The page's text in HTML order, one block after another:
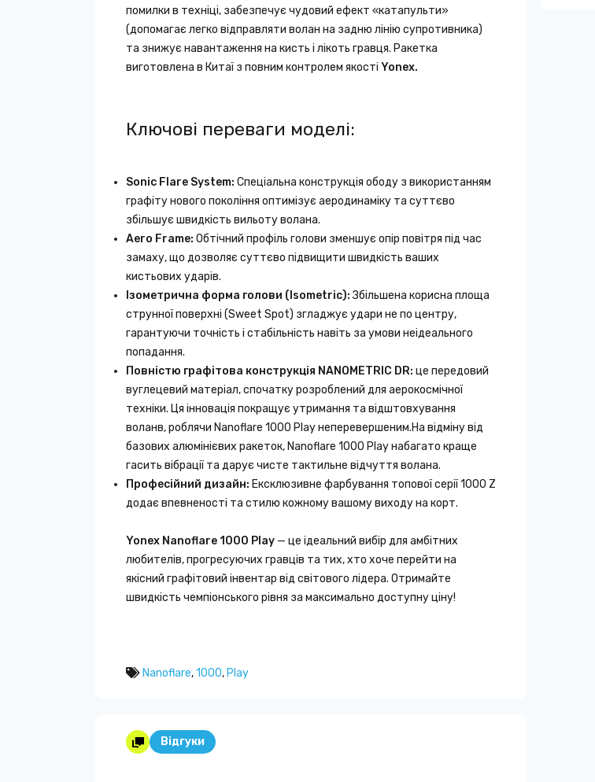
помилки в техніці, забезпечує чудовий ефект «катапульти»
(допомагає легко відправляти волан на задню лінію супротивника)
та знижує навантаження на кисть і лікоть гравця. Ракетка
виготовлена в Китаї з повним контролем якості Yonex.
Ключові переваги моделі:
Sonic Flare System: Спеціальна конструкція ободу з використанням
графіту нового покоління оптимізує аеродинаміку та суттєво
збільшує швидкість вильоту волана.
Aero Frame: Обтічний профіль голови зменшує опір повітря під час
замаху, що дозволяє суттєво підвищити швидкість ваших
кистьових ударів.
Ізометрична форма голови (Isometric):Збільшена корисна площа
струнної поверхні (Sweet Spot) згладжує удари не по центру,
гарантуючи точність і стабільність навіть за умови неідеального
попадання.
Повністю графітова конструкція NANOMETRIC DR: це передовий
вуглецевий матеріал, спочатку розроблений для аерокосмічної
техніки. Ця інновація покращує утримання та відштовхування
воланв, роблячи Nanoflare 1000 Play неперевершеним.На відміну від
базових алюмінієвих ракеток, Nanoflare 1000 Play набагато краще
гасить вібрації та дарує чисте тактильне відчуття волана.
Професійний дизайн: Ексклюзивне фарбування топової серії 1000 Z
додає впевненості та стилю кожному вашому виходу на корт.
Yonex Nanoflare 1000 Play— це ідеальний вибір для амбітних
любителів, прогресуючих гравців та тих, хто хоче перейти на
якісний графітовий інвентар від світового лідера. Отримайте
швидкість чемпіонського рівня за максимально доступну ціну!
Nanoflare,1000, Play
Відгуки